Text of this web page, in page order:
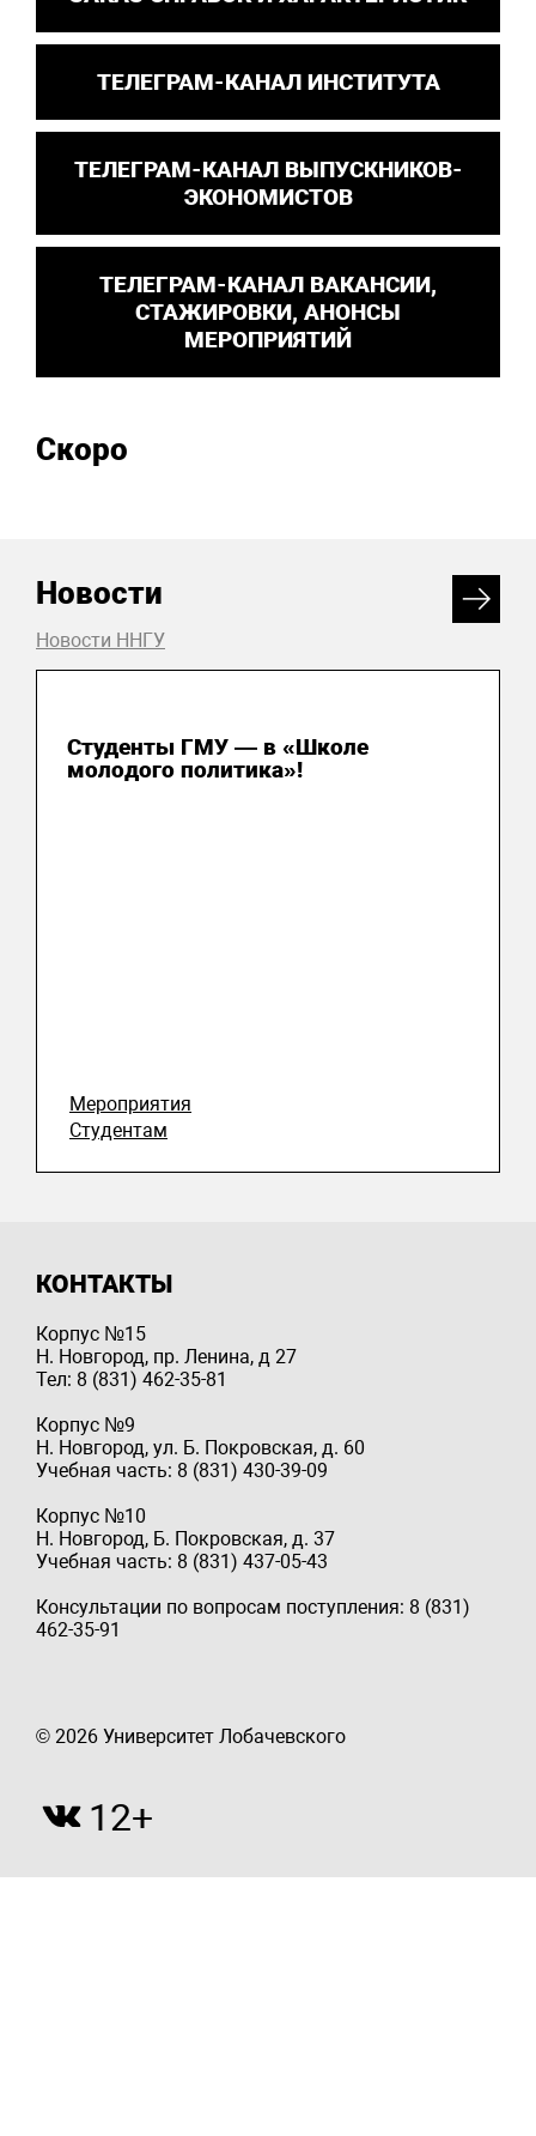
ТЕЛЕГРАМ-КАНАЛ ИНСТИТУТА
ТЕЛЕГРАМ-КАНАЛ ВЫПУСКНИКОВ-
ЭКОНОМИСТОВ
ТЕЛЕГРАМ-КАНАЛ ВАКАНСИИ,
СТАЖИРОВКИ, АНОНСЫ
МЕРОПРИЯТИЙ
Скоро
Новости
Новости ННГУ
Студенты ГМУ — в «Школе
молодого политика»!
Мероприятия
Студентам
КОНТАКТЫ
Корпус №15
Н. Новгород, пр. Ленина, д 27
Тел: 8 (831) 462-35-81
Корпус №9
Н. Новгород, ул. Б. Покровская, д. 60
Учебная часть: 8 (831) 430-39-09
Корпус №10
Н. Новгород, Б. Покровская, д. 37
Учебная часть: 8 (831) 437-05-43
Консультации по вопросам поступления: 8 (831)
462-35-91
© 2026 Университет Лобачевского
12+